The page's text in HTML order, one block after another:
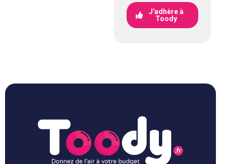
J'adhère à
Toody